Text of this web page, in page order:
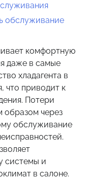
обслуживание
комфортную
даже в самые
хладагента в
что приводит к
Потери
образом через
обслуживание
системы и
в салоне.